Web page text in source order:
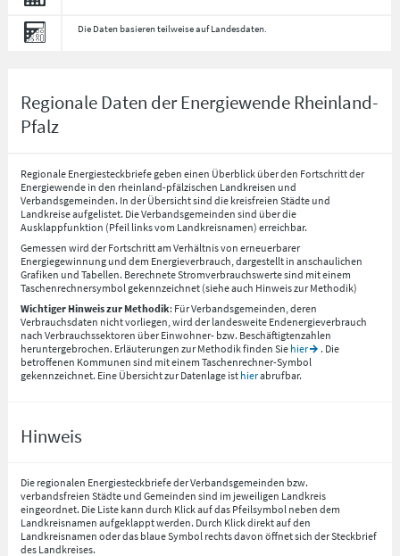
Die Daten basieren teilweise auf Landesdaten.
Regionale Daten der Energiewende Rheinland-
Pfalz
Regionale Energiesteckbriefe geben einen Überblick über den Fortschritt der
Energiewende in den rheinland-pfälzischen Landkreisen und
Verbandsgemeinden. In der Übersicht sind die kreisfreien Städte und
Landkreise aufgelistet. Die Verbandsgemeinden sind über die
Ausklappfunktion (Pfeil links vom Landkreisnamen) erreichbar.
Gemessen wird der Fortschritt am Verhältnis von erneuerbarer
Energiegewinnung und dem Energieverbrauch, dargestellt in anschaulichen
Grafiken und Tabellen. Berechnete Stromverbrauchswerte sind mit einem
Taschenrechnersymbol gekennzeichnet (siehe auch Hinweis zur Methodik)
Wichtiger Hinweis zur Methodik: Für Verbandsgemeinden, deren
Verbrauchsdaten nicht vorliegen, wird der landesweite Endenergieverbrauch
nach Verbrauchssektoren über Einwohner- bzw. Beschäftigtenzahlen
heruntergebrochen. Erläuterungen zur Methodik finden Sie hier
. Die
betroffenen Kommunen sind mit einem Taschenrechner-Symbol
gekennzeichnet. Eine Übersicht zur Datenlage ist hierabrufbar.
Hinweis
Die regionalen Energiesteckbriefe der Verbandsgemeinden bzw.
verbandsfreien Städte und Gemeinden sind im jeweiligen Landkreis
eingeordnet. Die Liste kann durch Klick auf das Pfeilsymbol neben dem
Landkreisnamen aufgeklappt werden. Durch Klick direkt auf den
Landkreisnamen oder das blaue Symbol rechts davon öffnet sich der Steckbrief
des Landkreises.